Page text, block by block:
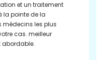
et un traitement
la pointe de la
médecins les plus
cas. meilleur
abordable.